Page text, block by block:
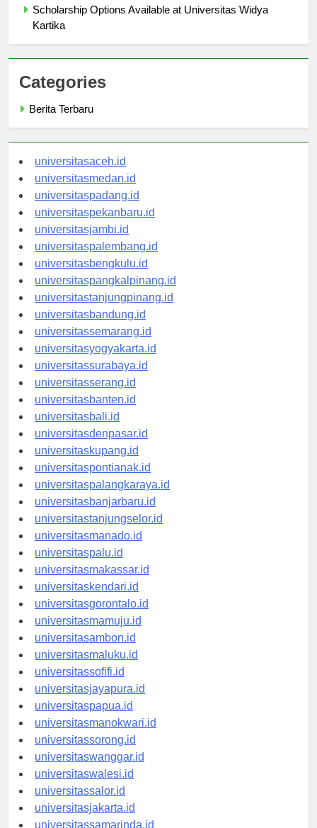
Scholarship Options Available at Universitas Widya
Categories
universitasaceh.id
universitasmedan.id
universitaspadang.id
universitaspekanbaru.id
universitasjambi.id
universitaspalembang.id
universitasbengkulu.id
universitaspangkalpinang.id
universitastanjungpinang.id
universitasbandung.id
universitassemarang.id
universitasyogyakarta.id
universitassurabaya.id
universitasserang.id
universitasbanten.id
universitasbali.id
universitasdenpasar.id
universitaskupang.id
universitaspontianak.id
universitaspalangkaraya.id
universitasbanjarbaru.id
universitastanjungselor.id
universitasmanado.id
universitaspalu.id
universitasmakassar.id
universitaskendari.id
universitasgorontalo.id
universitasmamuju.id
universitasambon.id
universitasmaluku.id
universitassofifi.id
universitasjayapura.id
universitaspapua.id
universitasmanokwari.id
universitassorong.id
universitaswanggar.id
universitaswalesi.id
universitassalor.id
universitasjakarta.id